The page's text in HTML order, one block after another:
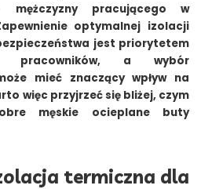
mężczyzny pracującego w
optymalnej izolacji
jest priorytetem
pracowników, a wybór
mieć znaczący wpływ na
więc przyjrzeć się bliżej, czym
męskie ocieplane buty
termiczna dla